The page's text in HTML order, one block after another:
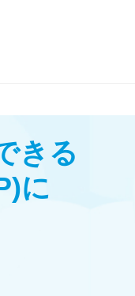
きる
に